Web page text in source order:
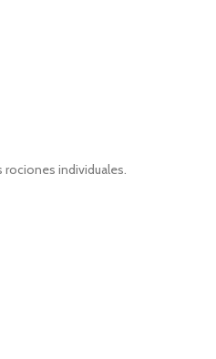
rociones individuales.